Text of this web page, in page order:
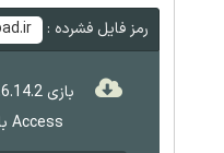
رمز فایل فشرده :
Access با حجم 10.6 گیگابایت